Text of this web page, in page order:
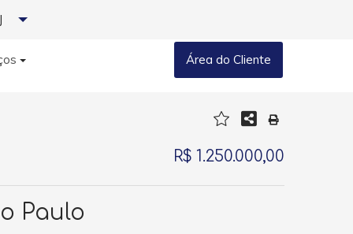
Área do Cliente
R$ 1.250.000,00
Paulo